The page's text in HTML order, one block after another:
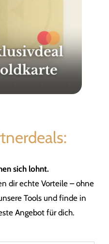
sich lohnt.
dir echte Vorteile – ohne
Tools und finde in
Angebot für dich.